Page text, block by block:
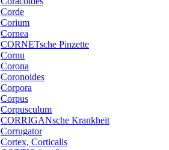
Corde
Corium
Cornea
CORNETsche Pinzette
Cornu
Corona
Coronoides
Corpora
Corpus
Corpusculum
CORRIGANsche Krankheit
Corrugator
Cortex, Corticalis